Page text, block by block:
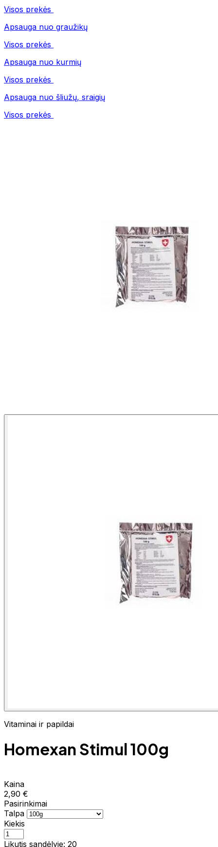
Visos prekės
Apsauga nuo graužikų
Visos prekės
Apsauga nuo kurmių
Visos prekės
Apsauga nuo šliužų, sraigių
Visos prekės
Vitaminai ir papildai
Homexan Stimul 100g
Kaina
2,90 €
Pasirinkimai
Talpa
Kiekis
Likutis sandėlyje: 20